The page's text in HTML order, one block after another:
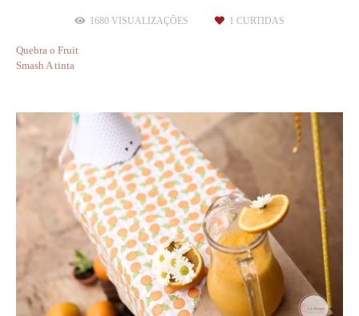
1680 VISUALIZAÇÕES 1 CURTIDAS
Quebra o Fruit
Smash A tinta